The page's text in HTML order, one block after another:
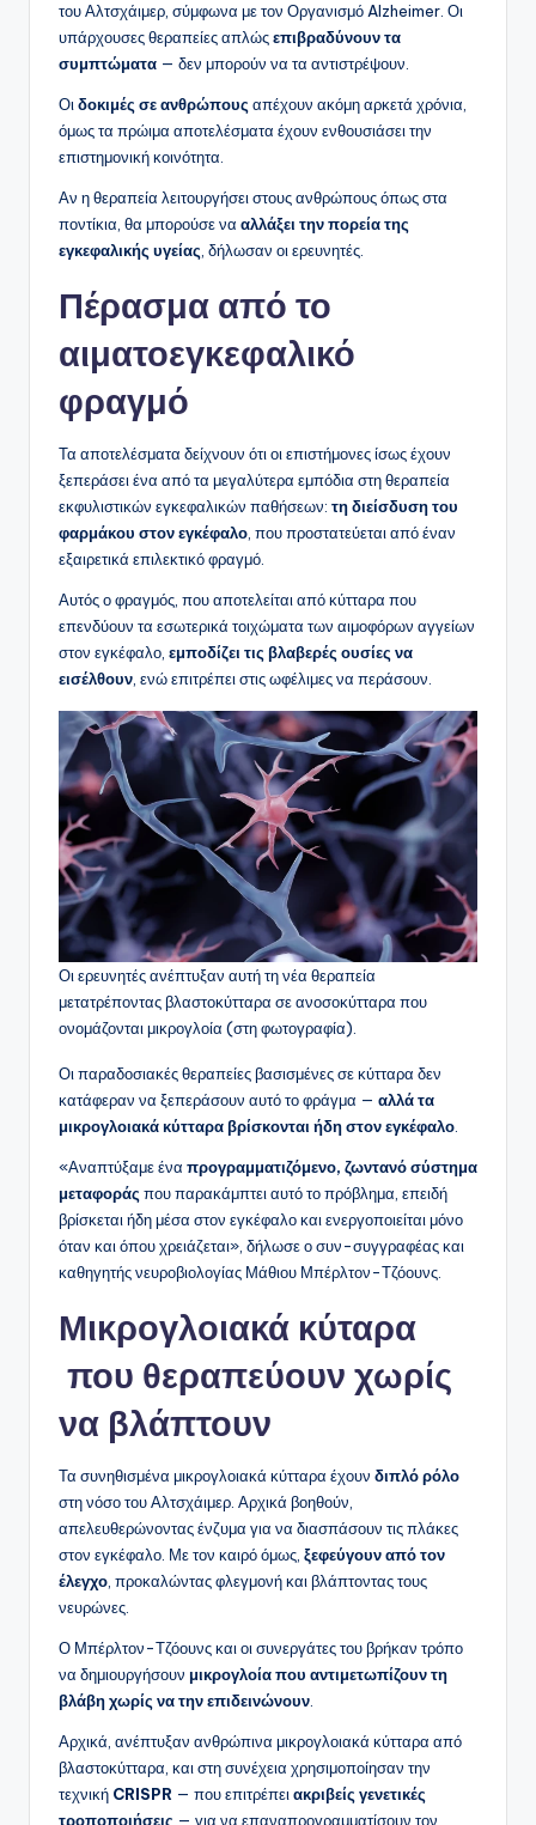
του Αλτσχάιμερ, σύμφωνα με τον Οργανισμό Alzheimer. Οι
υπάρχουσες θεραπείες απλώςεπιβραδύνουν τα
συμπτώματα — δεν μπορούν να τα αντιστρέψουν.
Οι δοκιμές σε ανθρώπους απέχουν ακόμη αρκετά χρόνια,
όμως τα πρώιμα αποτελέσματα έχουν ενθουσιάσει την
επιστημονική κοινότητα.
Αν η θεραπεία λειτουργήσει στους ανθρώπους όπως στα
ποντίκια, θα μπορούσε να αλλάξει την πορεία της
εγκεφαλικής υγείας , δήλωσαν οι ερευνητές.
Πέρασμα από το
αιματοεγκεφαλικό
φραγμό
Τα αποτελέσματα δείχνουν ότι οι επιστήμονες ίσως έχουν
ξεπεράσει ένα από τα μεγαλύτερα εμπόδια στη θεραπεία
εκφυλιστικών εγκεφαλικών παθήσεων: τη διείσδυση του
φαρμάκου στον εγκέφαλο , που προστατεύεται από έναν
εξαιρετικά επιλεκτικό φραγμό.
Αυτός ο φραγμός, που αποτελείται από κύτταρα που
επενδύουν τα εσωτερικά τοιχώματα των αιμοφόρων αγγείων
στον εγκέφαλο, εμποδίζει τις βλαβερές ουσίες να
εισέλθουν , ενώ επιτρέπει στις ωφέλιμες να περάσουν.
Οι ερευνητές ανέπτυξαν αυτή τη νέα θεραπεία
μετατρέποντας βλαστοκύτταρα σε ανοσοκύτταρα που
ονομάζονται μικρογλοία (στη φωτογραφία).
Οι παραδοσιακές θεραπείες βασισμένες σε κύτταρα δεν
κατάφεραν να ξεπεράσουν αυτό το φράγμα — αλλά τα
μικρογλοιακά κύτταρα βρίσκονται ήδη στον εγκέφαλο
«Αναπτύξαμε ένα προγραμματιζόμενο, ζωντανό σύστημα
μεταφοράς που παρακάμπτει αυτό το πρόβλημα, επειδή
βρίσκεται ήδη μέσα στον εγκέφαλο και ενεργοποιείται μόνο
όταν και όπου χρειάζεται», δήλωσε ο συν-συγγραφέας και
καθηγητής νευροβιολογίας Μάθιου Μπέρλτον-Τζόουνς.
Μικρογλοιακά κύταρα
που θεραπεύουν χωρίς
να βλάπτουν
Τα συνηθισμένα μικρογλοιακά κύτταρα έχουν διπλό ρόλο
στη νόσο του Αλτσχάιμερ. Αρχικά βοηθούν,
απελευθερώνοντας ένζυμα για να διασπάσουν τις πλάκες
στον εγκέφαλο. Με τον καιρό όμως, ξεφεύγουν από τον
έλεγχο , προκαλώντας φλεγμονή και βλάπτοντας τους
νευρώνες.
Ο Μπέρλτον-Τζόουνς και οι συνεργάτες του βρήκαν τρόπο
να δημιουργήσουν μικρογλοία που αντιμετωπίζουν τη
βλάβη χωρίς να την επιδεινώνουν
Αρχικά, ανέπτυξαν ανθρώπινα μικρογλοιακά κύτταρα από
βλαστοκύτταρα, και στη συνέχεια χρησιμοποίησαν την
τεχνική CRISPR — που επιτρέπει ακριβείς γενετικές
τροποποιήσεις — για να επαναπρογραμματίσουν τον